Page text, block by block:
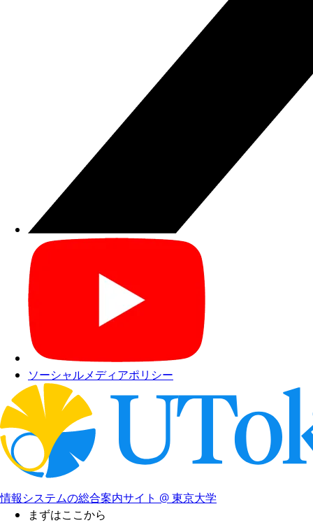
ソーシャルメディアポリシー
情報システムの総合案内サイト @ 東京大学
まずはここから